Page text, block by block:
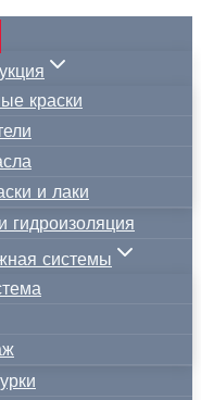
краски
и лаки
гидроизоляция
системы